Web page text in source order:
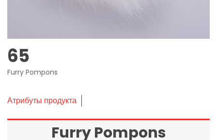
65
Furry Pompons
Атрибуты продукта
Furry Pompons